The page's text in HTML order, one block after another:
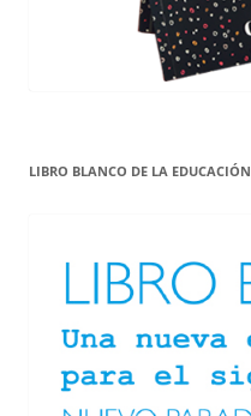
LIBRO BLANCO DE LA EDUCACIÓN